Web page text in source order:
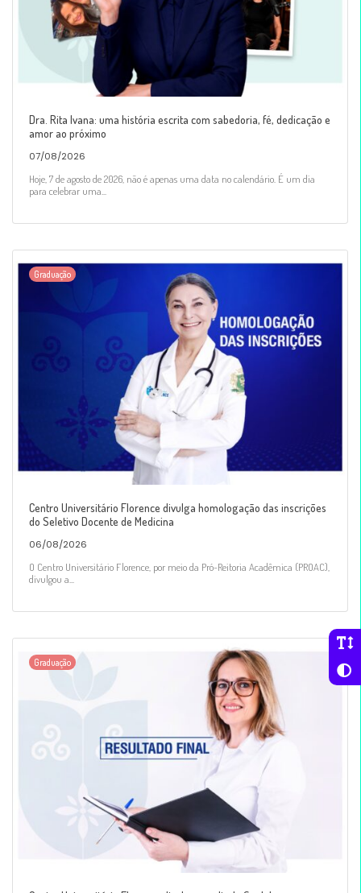
Dra. Rita Ivana: uma história escrita com sabedoria, fé, dedicação e
amor ao próximo
07/08/2026
Hoje, 7 de agosto de 2026, não é apenas uma data no calendário. É um dia
para celebrar uma...
Graduação
Centro Universitário Florence divulga homologação das inscrições
do Seletivo Docente de Medicina
06/08/2026
O Centro Universitário Florence, por meio da Pró-Reitoria Acadêmica (PROAC),
divulgou a...
Graduação